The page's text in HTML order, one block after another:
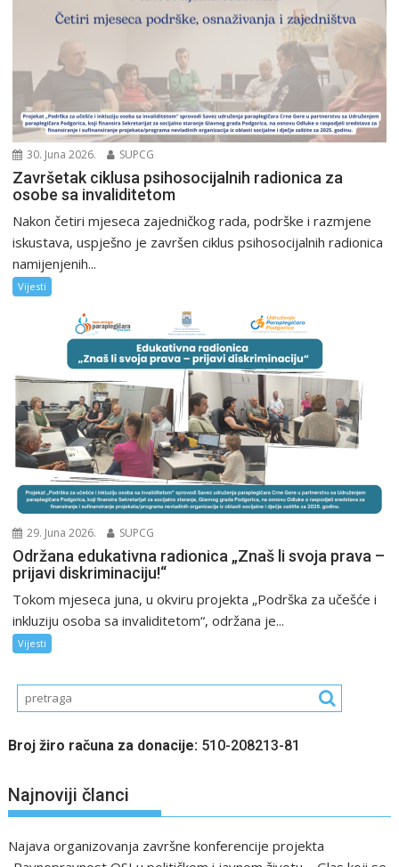
30. Juna 2026. SUPCG
Završetak ciklusa psihosocijalnih radionica za
osobe sa invaliditetom
Nakon četiri mjeseca zajedničkog rada, podrške i razmjene
iskustava, uspješno je završen ciklus psihosocijalnih radionica
namijenjenih...
Vijesti
29. Juna 2026. SUPCG
Održana edukativna radionica „Znaš li svoja prava –
prijavi diskriminaciju!“
Tokom mjeseca juna, u okviru projekta „Podrška za učešće i
inkluziju osoba sa invaliditetom“, održana je...
Vijesti
Broj žiro računa za donacije: 510-208213-81
Najnoviji članci
Najava organizovanja završne konferencije projekta